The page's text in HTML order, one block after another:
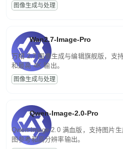
图像生成与处理
Wan2.7-Image-Pro
万相 2.7 图像生成与编辑旗舰版，支
和最高 4K 输出。
图像生成与处理
Qwen-Image-2.0-Pro
Qwen-Image-2.0 满血版，支持图片
图参考和高分辨率输出。